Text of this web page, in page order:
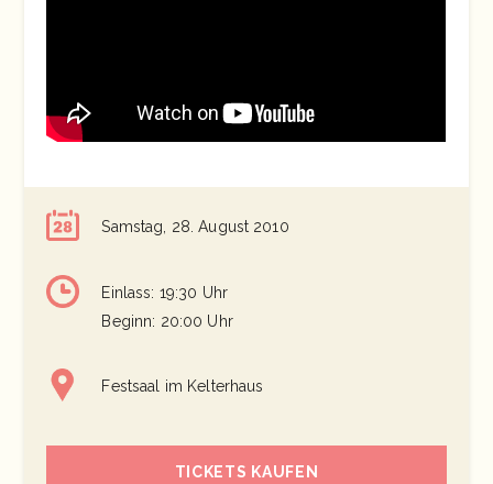
Samstag, 28. August 2010
Einlass: 19:30 Uhr
Beginn: 20:00 Uhr
Festsaal im Kelterhaus
TICKETS KAUFEN